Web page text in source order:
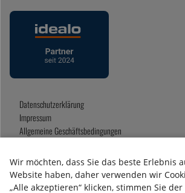
Datenschutzerklärung
Impressum
Allgemeine Geschäftsbedingungen
Wir möchten, dass Sie das beste Erlebnis
Website haben, daher verwenden wir
„Alle akzeptieren“ klicken, stimmen Sie